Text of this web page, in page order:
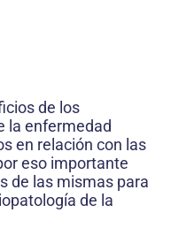
de los
la enfermedad
en relación con las
eso importante
de las mismas para
de la